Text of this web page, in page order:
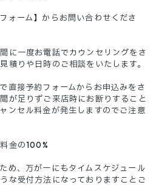
ォーム】からお問い合わせくださ
に一度お電話でカウンセリングをさ
積りや日時のご相談をいたします。
直接予約フォームからお申込みをさ
が足りずご来店時にお断りすること
ンセル料金が発生しますのでご注意
金の100%
め、万が一にもタイムスケジュール
な受付方法になっておりますことご